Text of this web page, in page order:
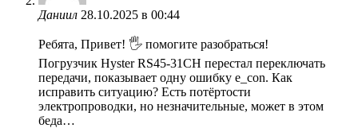
Даниил 28.10.2025 в 00:44
Ребята, Привет! 🖐️ помогите разобраться!
Погрузчик Hyster RS45-31CH перестал переключать
передачи, показывает одну ошибку e_con. Как
исправить ситуацию? Есть потёртости
электропроводки, но незначительные, может в этом
беда…